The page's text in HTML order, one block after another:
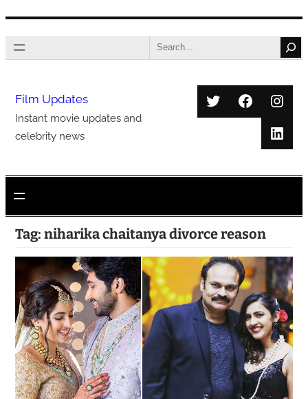
to
Search
Film Updates
Instant movie updates and
celebrity news
Twitter
Tag: niharika chaitanya divorce reason